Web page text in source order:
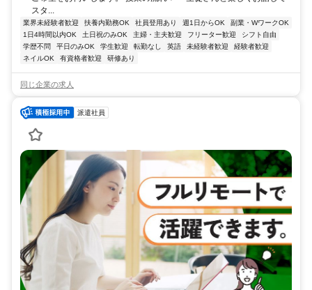
スタ...
業界未経験者歓迎 扶養内勤務OK 社員登用あり 週1日からOK
副業・WワークOK
1日4時間以内OK
土日祝のみOK 主婦・主夫歓迎 フリーター歓迎
シフト自由
学歴不問
平日のみOK 学生歓迎 転勤なし 英語 未経験者歓迎
経験者歓迎
ネイルOK
有資格者歓迎 研修あり
同じ企業の求人
派遣社員